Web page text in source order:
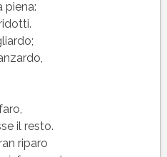
piena:
il resto.
riparo